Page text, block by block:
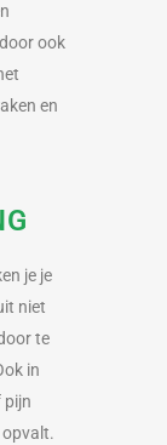
ook
en
je je
niet
te
in
pijn
opvalt.